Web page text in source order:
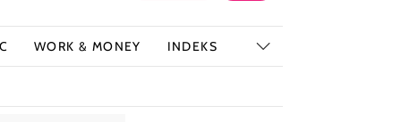
WORK & MONEY INDEKS